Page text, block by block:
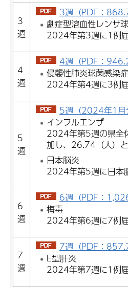
3
週
3週（PDF：
劇症型溶血性レンサ
2024年第3週に1例
4
週
4週（PDF：
侵襲性肺炎球菌感染
2024年第4週に3例
5
週
5週（2024年1月
インフルエンザ
2024年第5週の県全
加し、26.74（人）と
日本脳炎
2024年第5週に日本
6
週
6週（PDF：
梅毒
2024年第6週に7例
7
週
7週（PDF：
E型肝炎
2024年第7週に1例